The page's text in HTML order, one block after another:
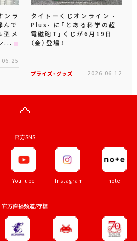
ンラ
んで
型メ
...
タイトーくじオンライン -
Plus- に「とある科学の超
電磁砲T」くじが6月19日
（金）登場！
プライズ・グッズ 2026.06.12
官方SNS
YouTube Instagram note
官方直播頻道/存檔